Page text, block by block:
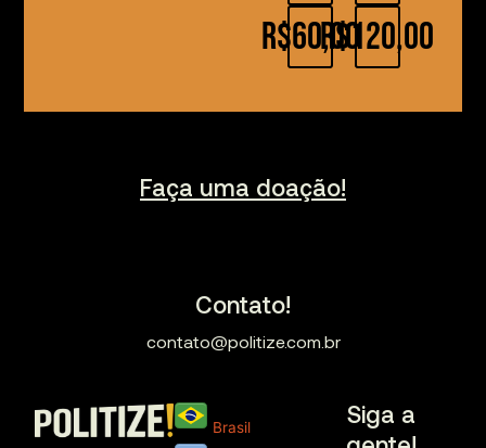
R$60,00R$120,00
Faça uma doação!
Contato!
contato@politize.com.br
Brasil
Siga a